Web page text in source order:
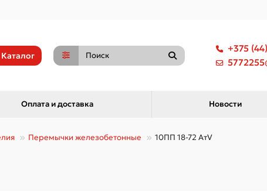
Каталог
+375
Оплата и доставка Новости
Перемычки железобетонные 10ПП 18-72 АтV